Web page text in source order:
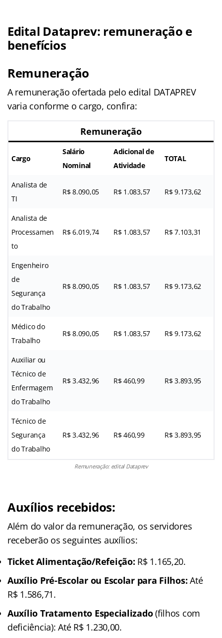
Edital Dataprev: remuneração e
benefícios
Remuneração
A remuneração ofertada pelo edital DATAPREV
varia conforme o cargo, confira:
Remuneração
Cargo
Salário
Nominal
Adicional de
Atividade
TOTAL
Analista de
TI
R$ 8.090,05 R$ 1.083,57 R$ 9.173,62
Analista de
Processamen
to
R$ 6.019,74 R$ 1.083,57 R$ 7.103,31
Engenheiro
de
Segurança
do Trabalho
R$ 8.090,05 R$ 1.083,57 R$ 9.173,62
Médico do
Trabalho
R$ 8.090,05 R$ 1.083,57 R$ 9.173,62
Auxiliar ou
Técnico de
Enfermagem
do Trabalho
R$ 3.432,96 R$ 460,99 R$ 3.893,95
Técnico de
Segurança
do Trabalho
R$ 3.432,96 R$ 460,99 R$ 3.893,95
Remuneração: edital Dataprev
Auxílios recebidos:
Além do valor da remuneração, os servidores
receberão os seguintes auxílios:
Ticket Alimentação/Refeição: R$ 1.165,20.
Auxílio Pré-Escolar ou Escolar para Filhos: Até
R$ 1.586,71.
Auxílio Tratamento Especializado(filhos com
deficiência): Até R$ 1.230,00.